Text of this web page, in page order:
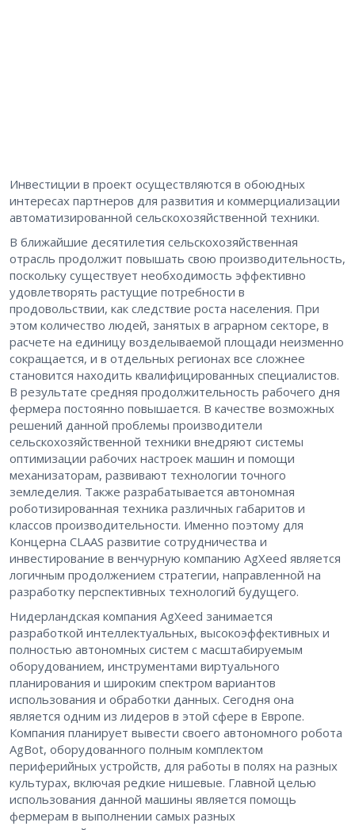
Инвестиции в проект осуществляются в обоюдных
интересах партнеров для развития и коммерциализации
автоматизированной сельскохозяйственной техники.
В ближайшие десятилетия сельскохозяйственная
отрасль продолжит повышать свою производительность,
поскольку существует необходимость эффективно
удовлетворять растущие потребности в
продовольствии, как следствие роста населения. При
этом количество людей, занятых в аграрном секторе, в
расчете на единицу возделываемой площади неизменно
сокращается, и в отдельных регионах все сложнее
становится находить квалифицированных специалистов.
В результате средняя продолжительность рабочего дня
фермера постоянно повышается. В качестве возможных
решений данной проблемы производители
сельскохозяйственной техники внедряют системы
оптимизации рабочих настроек машин и помощи
механизаторам, развивают технологии точного
земледелия. Также разрабатывается автономная
роботизированная техника различных габаритов и
классов производительности. Именно поэтому для
Концерна CLAAS развитие сотрудничества и
инвестирование в венчурную компанию AgXeed является
логичным продолжением стратегии, направленной на
разработку перспективных технологий будущего.
Нидерландская компания AgXeed занимается
разработкой интеллектуальных, высокоэффективных и
полностью автономных систем с масштабируемым
оборудованием, инструментами виртуального
планирования и широким спектром вариантов
использования и обработки данных. Сегодня она
является одним из лидеров в этой сфере в Европе.
Компания планирует вывести своего автономного робота
AgBot, оборудованного полным комплектом
периферийных устройств, для работы в полях на разных
культурах, включая редкие нишевые. Главной целью
использования данной машины является помощь
фермерам в выполнении самых разных